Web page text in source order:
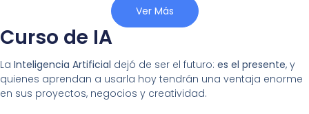
Ver Más
Curso de IA
La Inteligencia Artificial dejó de ser el futuro: es el presente, y
quienes aprendan a usarla hoy tendrán una ventaja enorme
en sus proyectos, negocios y creatividad.